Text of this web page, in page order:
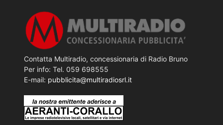
Contatta Multiradio, concessionaria di Radio Bruno
Per info: Tel. 059 698555
E-mail: pubblicita@multiradiosrl.it